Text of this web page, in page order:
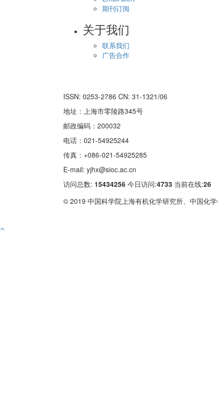
期刊订阅
关于我们
联系我们
广告合作
ISSN: 0253-2786 CN: 31-1321/06
地址：上海市零陵路345号
邮政编码：200032
电话：021-54925244
传真：+086-021-54925285
E-mail: yjhx@sioc.ac.cn
访问总数: 15434256 今日访问:4733 当前在线:26
© 2019 中国科学院上海有机化学研究所、中国化